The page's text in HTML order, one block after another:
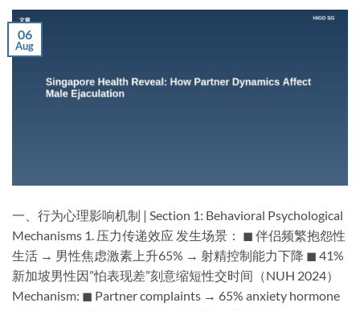
06
Aug
一、行为心理影响机制 | Section 1: Behavioral Psychological
Mechanisms​ ​1. 压力传递效应​ ​发生场景​： ◼ 伴侣频繁抱怨性
生活 → 男性焦虑激素上升65% → 射精控制能力下降 ◼ 41%
新加坡男性因”怕表现差”刻意缩短性交时间（NUH 2024）
Mechanism: ◼ Partner complaints → 65% anxiety hormone